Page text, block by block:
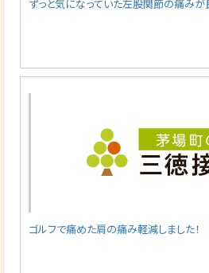
ずっと気になっていた左股関節の痛みが
ゴルフで痛めた肩の痛み軽減しました！